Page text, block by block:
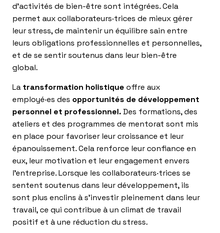
d’activités de bien-être sont intégrées. Cela
permet aux collaborateurs·trices de mieux gérer
leur stress, de maintenir un équilibre sain entre
leurs obligations professionnelles et personnelles,
et de se sentir soutenus dans leur bien-être
global.
La transformation holistique offre aux
employé·es des opportunités de développement
personnel et professionnel. Des formations, des
ateliers et des programmes de mentorat sont mis
en place pour favoriser leur croissance et leur
épanouissement. Cela renforce leur confiance en
eux, leur motivation et leur engagement envers
l’entreprise. Lorsque les collaborateurs·trices se
sentent soutenus dans leur développement, ils
sont plus enclins à s’investir pleinement dans leur
travail, ce qui contribue à un climat de travail
positif et à une réduction du stress.